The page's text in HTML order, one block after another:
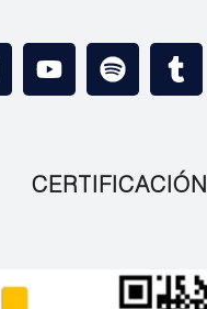
CERTIFICACIÓN